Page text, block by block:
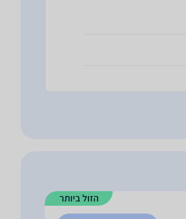
הזול ביותר